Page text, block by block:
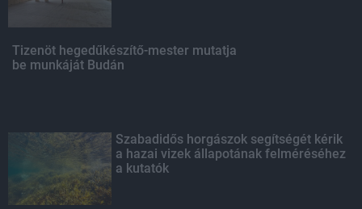
Tizenöt hegedűkészítő-mester mutatja
be munkáját Budán
Szabadidős horgászok segítségét kérik
a hazai vizek állapotának felméréséhez
a kutatók